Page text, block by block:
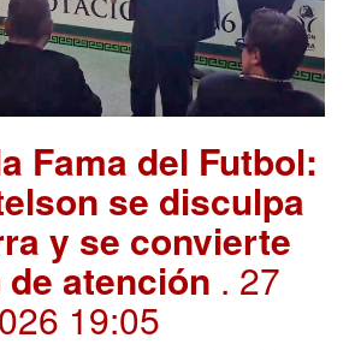
Fama del Futbol:
se disculpa
y se convierte
atención . 27
19:05